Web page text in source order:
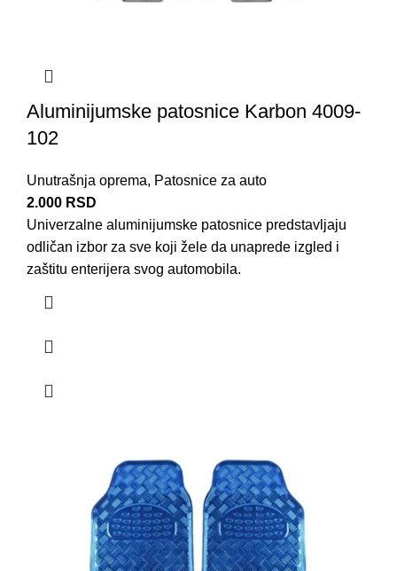
Aluminijumske patosnice Karbon 4009-
102
Unutrašnja oprema, Patosnice za auto
2.000 RSD
Univerzalne aluminijumske patosnice predstavljaju
odličan izbor za sve koji žele da unaprede izgled i
zaštitu enterijera svog automobila.